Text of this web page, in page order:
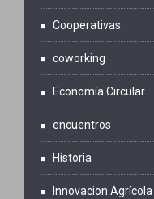
Cooperativas
coworking
Economía Circular
encuentros
Historia
Innovacion Agrícola